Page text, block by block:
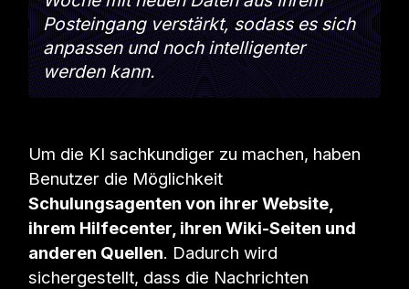
Posteingang verstärkt, sodass es sich
anpassen und noch intelligenter
werden kann.
Um die KI sachkundiger zu machen, haben
Benutzer die Möglichkeit
Schulungsagenten von ihrer Website,
ihrem Hilfecenter, ihren Wiki-Seiten und
anderen Quellen. Dadurch wird
sichergestellt, dass die Nachrichten